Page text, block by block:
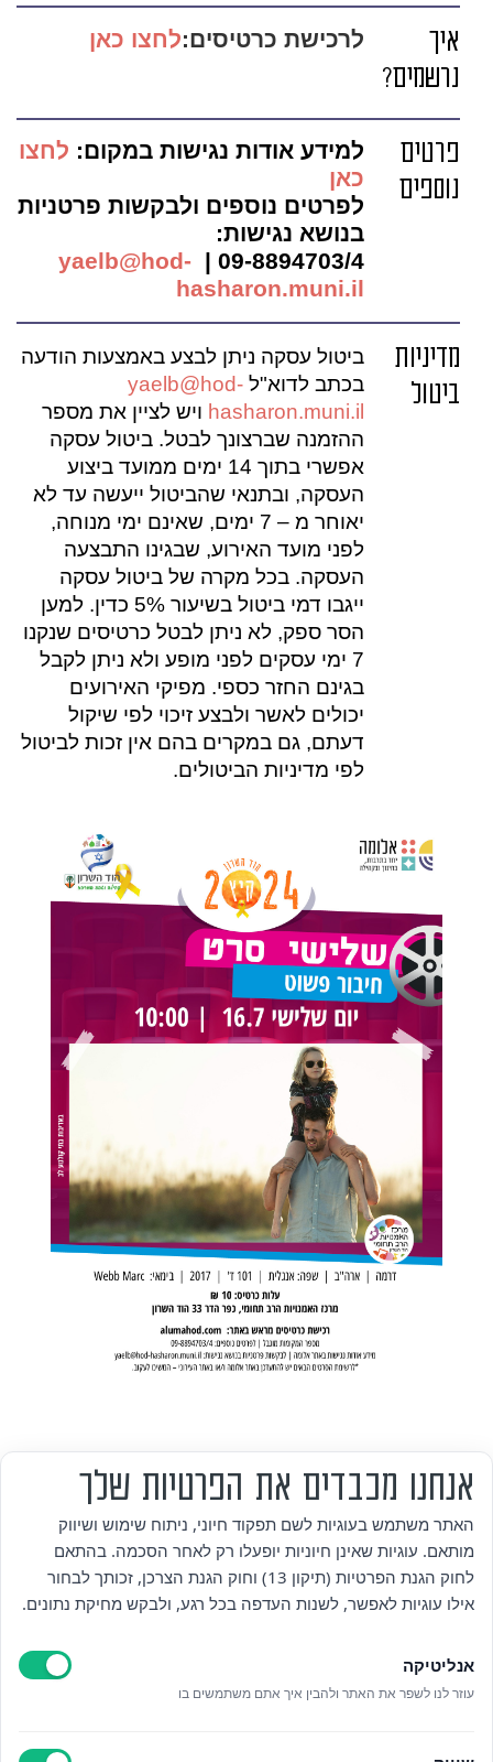
איך
נרשמים?
לרכישת כרטיסים:לחצו כאן
פרטים
נוספים
למידע אודות נגישות במקום: לחצו
כאן
לפרטים נוספים ולבקשות פרטניות
בנושא נגישות:
09-8894703/4 |
yaelb@hod-
hasharon.muni.il
מדיניות
ביטול
ביטול עסקה ניתן לבצע באמצעות הודעה
בכתב לדוא"לyaelb@hod-
hasharon.muni.il ויש לציין את מספר
ההזמנה שברצונך לבטל. ביטול עסקה
אפשרי בתוך 14 ימים ממועד ביצוע
העסקה, ובתנאי שהביטול ייעשה עד לא
יאוחר מ – 7 ימים, שאינם ימי מנוחה,
לפני מועד האירוע, שבגינו התבצעה
העסקה. בכל מקרה של ביטול עסקה
ייגבו דמי ביטול בשיעור 5% כדין. למען
הסר ספק, לא ניתן לבטל כרטיסים שנקנו
7 ימי עסקים לפני מופע ולא ניתן לקבל
בגינם החזר כספי. מפיקי האירועים
יכולים לאשר ולבצע זיכוי לפי שיקול
דעתם, גם במקרים בהם אין זכות לביטול
לפי מדיניות הביטולים.
אזור אישי
מדיניות פרטיות
הצהרת נגישות
אנחנו מכבדים את הפרטיות שלך
האתר משתמש בעוגיות לשם תפקוד חיוני, ניתוח שימוש ושיווק
מותאם. עוגיות שאינן חיוניות יופעלו רק לאחר הסכמה. בהתאם
לחוק הגנת הפרטיות (תיקון 13) וחוק הגנת הצרכן, זכותך לבחור
אילו עוגיות לאפשר, לשנות העדפה בכל רגע, ולבקש מחיקת נתונים.
אנליטיקה
עוזר לנו לשפר את האתר ולהבין איך אתם משתמשים בו